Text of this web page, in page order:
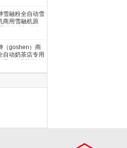
2A
沙机奶茶店专用
多功能双缸雪
【冰沙/冷饮/奶
4L*2 RLZ3*2
：（雪融/冰沙/
//奶昔）多功能
雪融粉全自动雪
商用雪融机原
汁冰沙机绵绵
包整箱雪融料
粉12包/箱【芒
】 【新品】雪
/雪绒机/雪泥机/
机专用粉整箱
（goshen）商
自动奶茶店专用
风冷小型制冰机